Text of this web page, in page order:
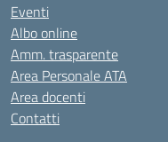
Eventi
Albo online
Amm. trasparente
Area Personale ATA
Area docenti
Contatti